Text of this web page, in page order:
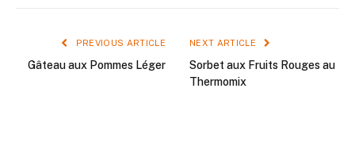
PREVIOUS ARTICLE
Gâteau aux Pommes Léger
NEXT ARTICLE
Sorbet aux Fruits Rouges au
Thermomix